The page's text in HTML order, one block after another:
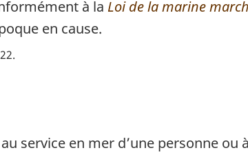
à la Loi de la marine
en cause.
service en mer d’une personne